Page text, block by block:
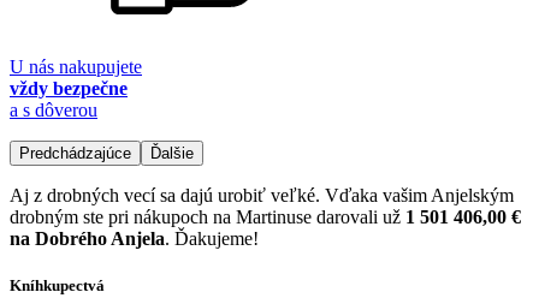
U nás nakupujete
vždy bezpečne
a s dôverou
Predchádzajúce Ďalšie
Aj z drobných vecí sa dajú urobiť veľké. Vďaka vašim Anjelským
drobným ste pri nákupoch na Martinuse darovali už 1 501 406,00 €
na Dobrého Anjela. Ďakujeme!
Kníhkupectvá